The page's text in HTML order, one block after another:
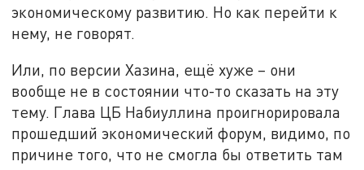
экономическому развитию. Но как перейти к
нему, не говорят.
Или, по версии Хазина, ещё хуже – они
вообще не в состоянии что-то сказать на эту
тему. Глава ЦБ Набиуллина проигнорировала
прошедший экономический форум, видимо, по
причине того, что не смогла бы ответить там